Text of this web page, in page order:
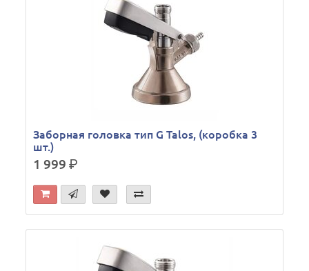
Заборная головка тип G Talos, (коробка 3
шт.)
1 999р.